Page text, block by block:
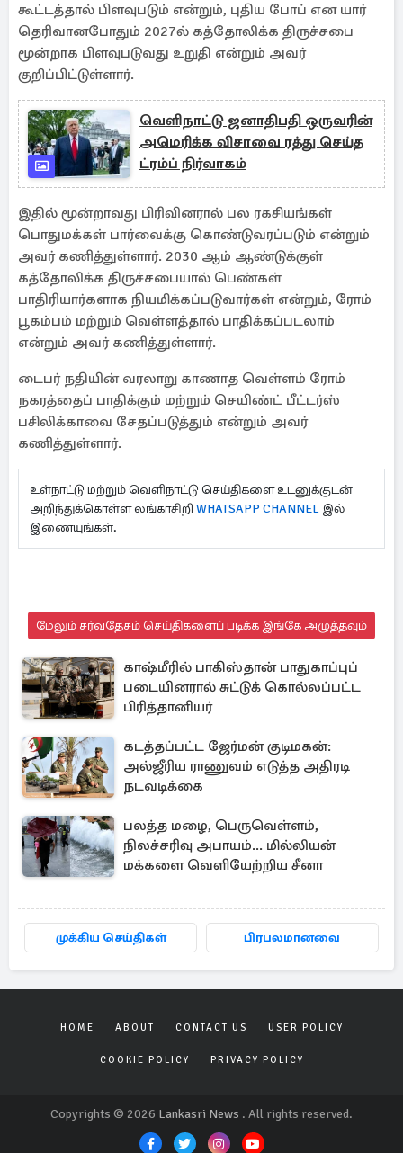
கூட்டத்தால் பிளவுபடும் என்றும், புதிய போப் என யார்
தெரிவானபோதும் 2027ல் கத்தோலிக்க திருச்சபை
மூன்றாக பிளவுபடுவது உறுதி என்றும் அவர்
குறிப்பிட்டுள்ளார்.
வெளிநாட்டு ஜனாதிபதி ஒருவரின்
அமெரிக்க விசாவை ரத்து செய்த
ட்ரம்ப் நிர்வாகம்
இதில் மூன்றாவது பிரிவினரால் பல ரகசியங்கள்
பொதுமக்கள் பார்வைக்கு கொண்டுவரப்படும் என்றும்
அவர் கணித்துள்ளார். 2030 ஆம் ஆண்டுக்குள்
கத்தோலிக்க திருச்சபையால் பெண்கள்
பாதிரியார்களாக நியமிக்கப்படுவார்கள் என்றும், ரோம்
பூகம்பம் மற்றும் வெள்ளத்தால் பாதிக்கப்படலாம்
என்றும் அவர் கணித்துள்ளார்.
டைபர் நதியின் வரலாறு காணாத வெள்ளம் ரோம்
நகரத்தைப் பாதிக்கும் மற்றும் செயிண்ட் பீட்டர்ஸ்
பசிலிக்காவை சேதப்படுத்தும் என்றும் அவர்
கணித்துள்ளார்.
உள்நாட்டு மற்றும் வெளிநாட்டு செய்திகளை உடனுக்குடன்
அறிந்துக்கொள்ள லங்காசிறி WHATSAPP CHANNEL இல்
இணையுங்கள்.
மேலும் சர்வதேசம் செய்திகளைப் படிக்க இங்கே அழுத்தவும்
காஷ்மீரில் பாகிஸ்தான் பாதுகாப்புப்
படையினரால் சுட்டுக் கொல்லப்பட்ட
பிரித்தானியர்
கடத்தப்பட்ட ஜேர்மன் குடிமகன்:
அல்ஜீரிய ராணுவம் எடுத்த அதிரடி
நடவடிக்கை
பலத்த மழை, பெருவெள்ளம்,
நிலச்சரிவு அபாயம்... மில்லியன்
மக்களை வெளியேற்றிய சீனா
முக்கிய செய்திகள் பிரபலமானவை
HOME ABOUT CONTACT US USER POLICY
COOKIE POLICY PRIVACY POLICY
Copyrights © 2026 Lankasri News . All rights reserved.